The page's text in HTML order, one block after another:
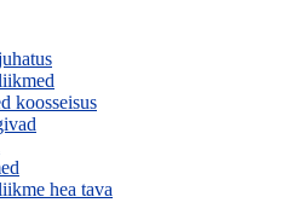
koosseisus
hea tava